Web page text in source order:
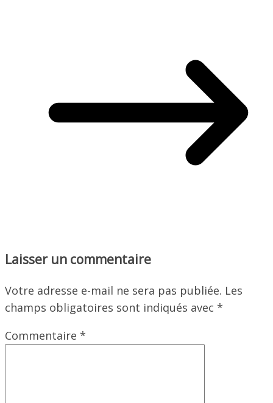
Laisser un commentaire
Votre adresse e-mail ne sera pas publiée. Les
champs obligatoires sont indiqués avec *
Commentaire *